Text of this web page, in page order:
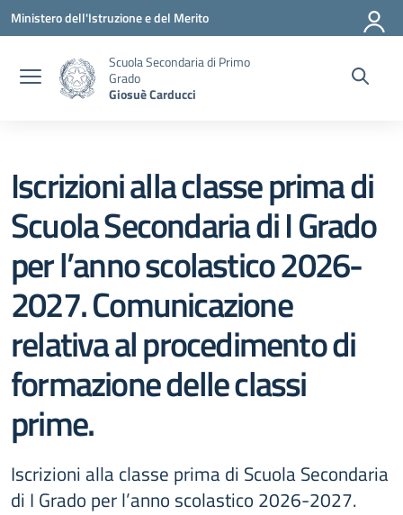
Vai ai contenuti
Vai al menu di navigazione
Vai al footer
Ministero dell'Istruzione e del Merito
Scuola Secondaria di Primo
Grado
Giosuè Carducci
Iscrizioni alla classe prima di
Scuola Secondaria di I Grado
per l’anno scolastico 2026-
2027. Comunicazione
relativa al procedimento di
formazione delle classi
prime.
Iscrizioni alla classe prima di Scuola Secondaria
di I Grado per l’anno scolastico 2026-2027.